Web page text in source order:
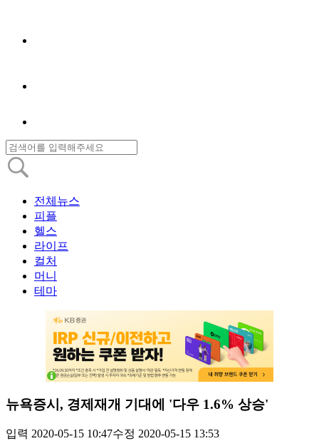
전체뉴스
피플
헬스
라이프
컬처
머니
테마
뉴욕증시, 경제재개 기대에 '다우 1.6% 상승'
입력 2020-05-15 10:47수정 2020-05-15 13:53